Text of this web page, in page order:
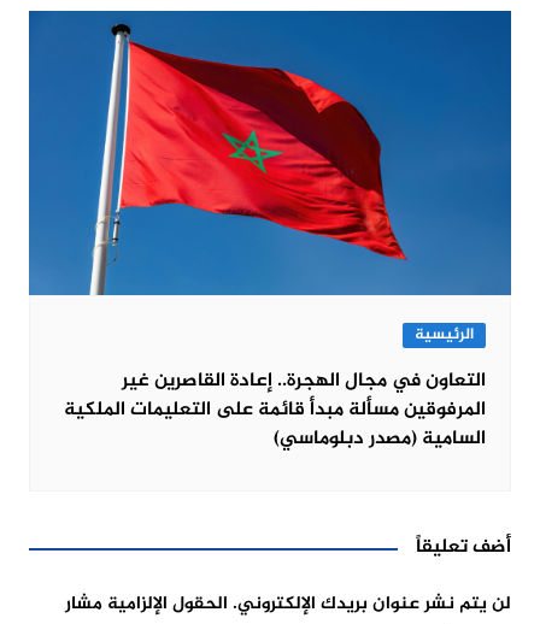
الرئيسية
التعاون في مجال الهجرة.. إعادة القاصرين غير
المرفوقين مسألة مبدأ قائمة على التعليمات الملكية
السامية (مصدر دبلوماسي)
أضف تعليقاً
لن يتم نشر عنوان بريدك الإلكتروني. الحقول الإلزامية مشار